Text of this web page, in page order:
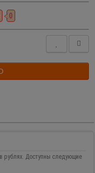
0
рублях. Доступны следующие